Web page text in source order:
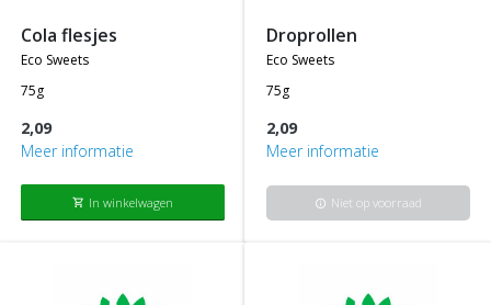
cola flesjes
eco sweets
75g
2,09
Meer informatie
shopping_cart In winkelwagen
droprollen
eco sweets
75g
2,09
Meer informatie
info Niet op voorraad